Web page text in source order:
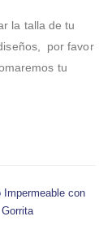
la talla de tu
por favor
tu